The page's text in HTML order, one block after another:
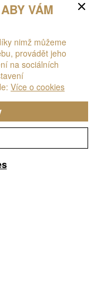
SERVIS
ZÁRUKY
FORMULÁŘ
VÁM
nimž můžeme
provádět jeho
na sociálních
Více o cookies